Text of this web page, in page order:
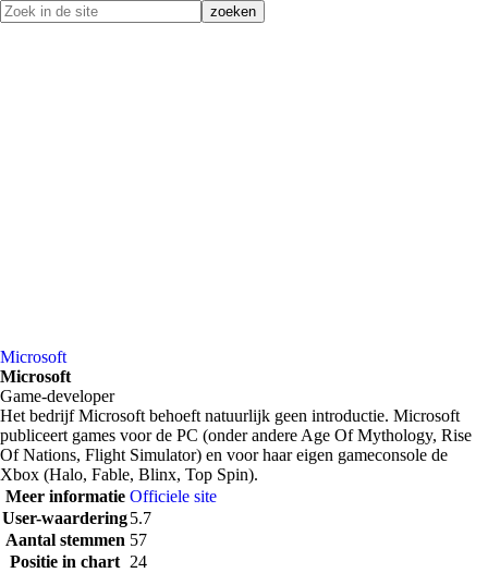
Microsoft
Microsoft
Game-developer
Het bedrijf Microsoft behoeft natuurlijk geen introductie. Microsoft
publiceert games voor de PC (onder andere Age Of Mythology, Rise
Of Nations, Flight Simulator) en voor haar eigen gameconsole de
Xbox (Halo, Fable, Blinx, Top Spin).
Meer informatie Officiele site
User-waardering5.7
Aantal stemmen 57
Positie in chart 24